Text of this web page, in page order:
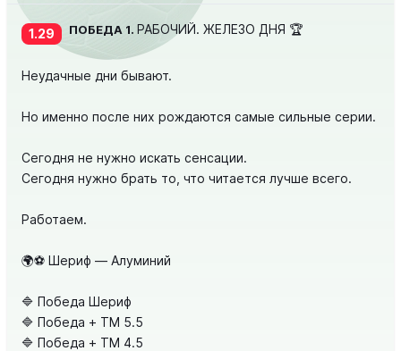
1.29 ПОБЕДА 1. РАБОЧИЙ. ЖЕЛЕЗО ДНЯ 🏆
Неудачные дни бывают.
Но именно после них рождаются самые сильные серии.
Сегодня не нужно искать сенсации.
Сегодня нужно брать то, что читается лучше всего.
Работаем.
🌍⚽️ Шериф — Алуминий
🔷 Победа Шериф
🔷 Победа + ТМ 5.5
🔷 Победа + ТМ 4.5